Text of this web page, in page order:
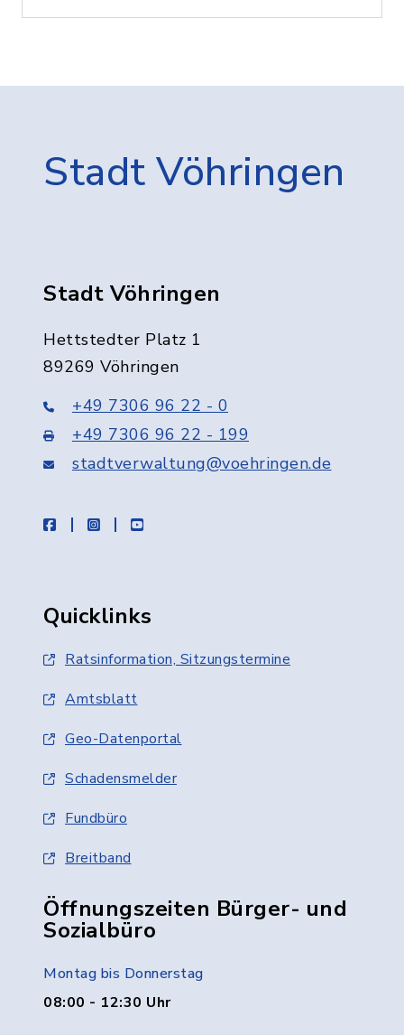
Stadt Vöhringen
Stadt Vöhringen
Hettstedter Platz 1
89269 Vöhringen
+49 7306 96 22 - 0
+49 7306 96 22 - 199
stadtverwaltung@voehringen.de
facebookinstagramyoutube
Quicklinks
Ratsinformation, Sitzungstermine
Amtsblatt
Geo-Datenportal
Schadensmelder
Fundbüro
Breitband
Öffnungszeiten Bürger- und
Sozialbüro
Montag bis Donnerstag
08:00 - 12:30 Uhr